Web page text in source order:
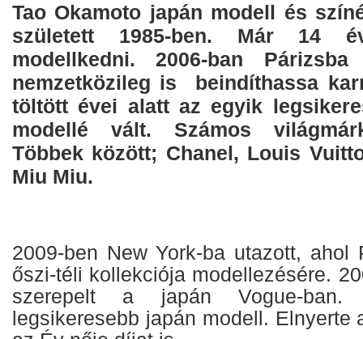
Tao Okamoto japán modell és
született 1985-ben. Már 14
modellkedni. 2006-ban
nemzetközileg is beindíthassa
töltött évei alatt az egyik
modellé vált. Számos
Többek között; Chanel, Louis
Miu Miu.
2009-ben New York-ba utazott, ahol
őszi-téli kollekciója modellezésére.
szerepelt a japán Vogue-
legsikeresebb japán modell. Elnyerte